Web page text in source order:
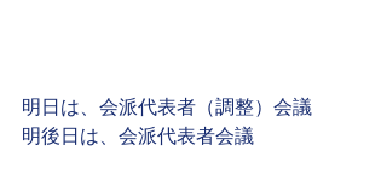
明日は、会派代表者（調整）会議
明後日は、会派代表者会議